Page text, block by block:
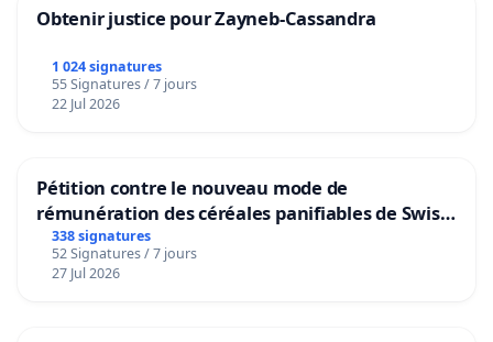
Obtenir justice pour Zayneb-Cassandra
1 024 signatures
55 Signatures / 7 jours
22 Jul 2026
Pétition contre le nouveau mode de
rémunération des céréales panifiables de Swiss
granum basé sur la teneur en protéines
338 signatures
52 Signatures / 7 jours
27 Jul 2026